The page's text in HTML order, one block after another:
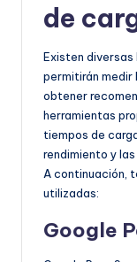
de
Existen diversas
permitirán medir
obtener
herramientas
tiempos de
rendimiento y
A continuación,
utilizadas:
Google